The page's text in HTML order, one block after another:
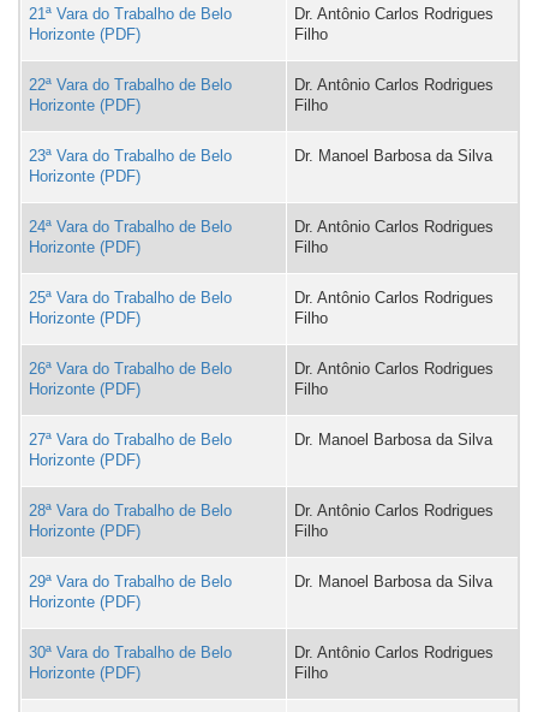
21ª Vara do Trabalho de Belo
Horizonte
Dr. Antônio Carlos Rodrigues
Filho
22ª Vara do Trabalho de Belo
Horizonte
Dr. Antônio Carlos Rodrigues
Filho
23ª Vara do Trabalho de Belo
Horizonte
Dr. Manoel Barbosa da Silva
24ª Vara do Trabalho de Belo
Horizonte
Dr. Antônio Carlos Rodrigues
Filho
25ª Vara do Trabalho de Belo
Horizonte
Dr. Antônio Carlos Rodrigues
Filho
26ª Vara do Trabalho de Belo
Horizonte
Dr. Antônio Carlos Rodrigues
Filho
27ª Vara do Trabalho de Belo
Horizonte
Dr. Manoel Barbosa da Silva
28ª Vara do Trabalho de Belo
Horizonte
Dr. Antônio Carlos Rodrigues
Filho
29ª Vara do Trabalho de Belo
Horizonte
Dr. Manoel Barbosa da Silva
30ª Vara do Trabalho de Belo
Horizonte
Dr. Antônio Carlos Rodrigues
Filho